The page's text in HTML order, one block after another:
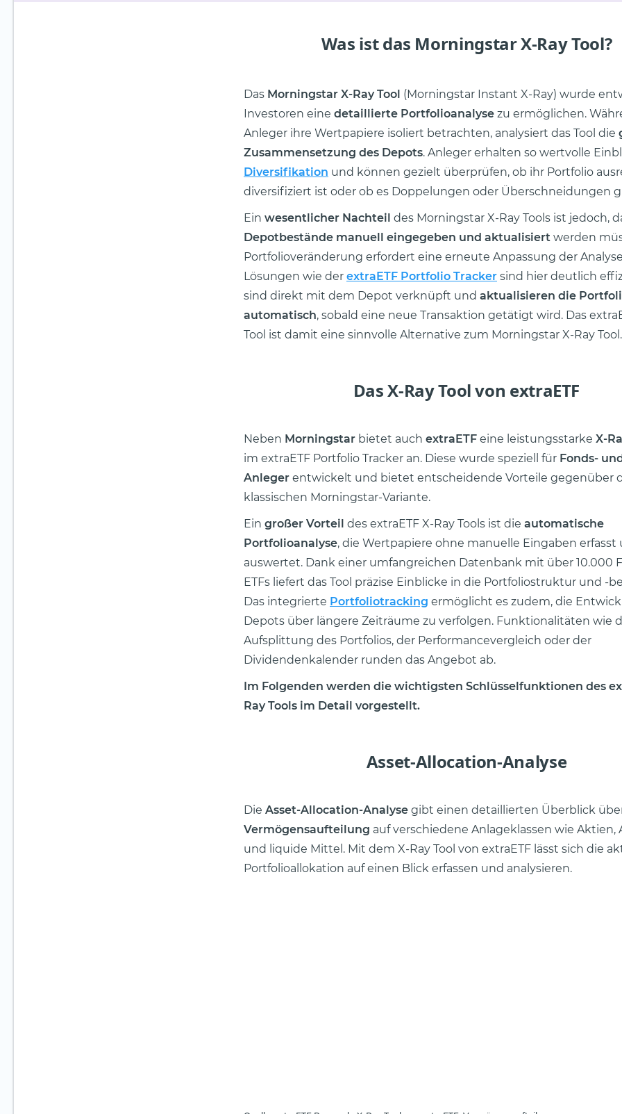
Was ist das Morningstar X-Ray Tool?
Das Morningstar X-Ray Tool (Morningstar Instant X-Ray) wurde
Investoren eine detaillierte Portfolioanalyse zu ermöglichen.
Anleger ihre Wertpapiere isoliert betrachten, analysiert das Tool die
Zusammensetzung des Depots. Anleger erhalten so wertvolle
Diversifikation und können gezielt überprüfen, ob ihr Portfolio
diversifiziert ist oder ob es Doppelungen oder Überschneidungen
Ein wesentlicher Nachteil des Morningstar X-Ray Tools ist jedoch,
Depotbestände manuell eingegeben und aktualisiert werden
Portfolioveränderung erfordert eine erneute Anpassung der
Lösungen wie der extraETF Portfolio Tracker sind hier deutlich
sind direkt mit dem Depot verknüpft und aktualisieren die
automatisch, sobald eine neue Transaktion getätigt wird. Das
Tool ist damit eine sinnvolle Alternative zum Morningstar X-Ray Tool.
Das X-Ray Tool von extraETF
Neben Morningstar bietet auch extraETF eine leistungsstarke X-
im extraETF Portfolio Tracker an. Diese wurde speziell für Fonds-
Anleger entwickelt und bietet entscheidende Vorteile gegenüber
klassischen Morningstar-Variante.
Ein großer Vorteil des extraETF X-Ray Tools ist die automatische
Portfolioanalyse, die Wertpapiere ohne manuelle Eingaben erfasst
auswertet. Dank einer umfangreichen Datenbank mit über 10.000
ETFs liefert das Tool präzise Einblicke in die Portfoliostruktur und -
Das integrierte Portfoliotracking ermöglicht es zudem, die
Depots über längere Zeiträume zu verfolgen. Funktionalitäten wie
Aufsplittung des Portfolios, der Performancevergleich oder der
Dividendenkalender runden das Angebot ab.
Im Folgenden werden die wichtigsten Schlüsselfunktionen des
Ray Tools im Detail vorgestellt.
Asset-Allocation-Analyse
Die Asset-Allocation-Analyse gibt einen detaillierten Überblick
Vermögensaufteilung auf verschiedene Anlageklassen wie Aktien,
und liquide Mittel. Mit dem X-Ray Tool von extraETF lässt sich die
Portfolioallokation auf einen Blick erfassen und analysieren.